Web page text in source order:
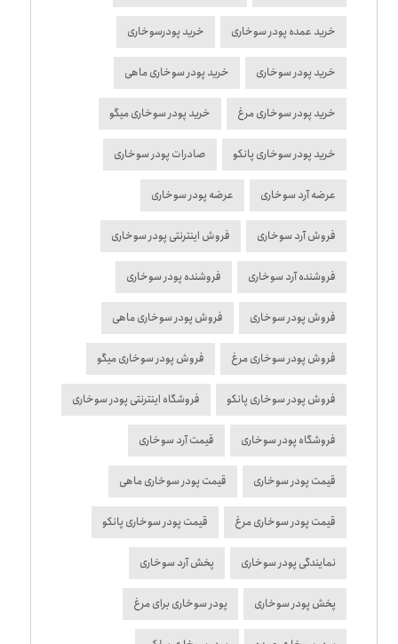
خرید عمده پودر سوخاری خرید پودرسوخاری
خرید پودر سوخاری خرید پودر سوخاری ماهی
خرید پودر سوخاری مرغ خرید پودر سوخاری میگو
خرید پودر سوخاری پانکو صادرات پودر سوخاری
عرضه آرد سوخاری عرضه پودر سوخاری
فروش آرد سوخاری فروش اینترنتی پودر سوخاری
فروشنده آرد سوخاری فروشنده پودر سوخاری
فروش پودر سوخاری فروش پودر سوخاری ماهی
فروش پودر سوخاری مرغ فروش پودر سوخاری میگو
فروش پودر سوخاری پانکو فروشگاه اینترنتی پودر سوخاری
فروشگاه پودر سوخاری قیمت آرد سوخاری
قیمت پودر سوخاری قیمت پودر سوخاری ماهی
قیمت پودر سوخاری مرغ قیمت پودر سوخاری پانکو
نمایندگی پودر سوخاری پخش آرد سوخاری
پخش پودر سوخاری پودر سوخاری برای مرغ